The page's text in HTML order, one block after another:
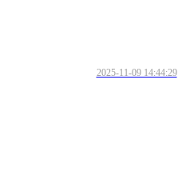
2025-11-09 14:44:29